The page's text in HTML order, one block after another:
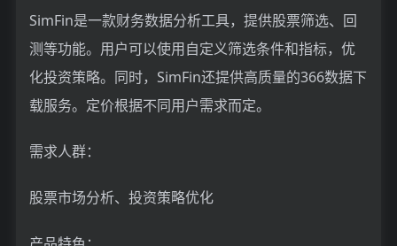
SimFin是一款财务数据分析工具，提供股票筛选、回
测等功能。用户可以使用自定义筛选条件和指标，优
化投资策略。同时，SimFin还提供高质量的366数据下
载服务。定价根据不同用户需求而定。
需求人群：
股票市场分析、投资策略优化